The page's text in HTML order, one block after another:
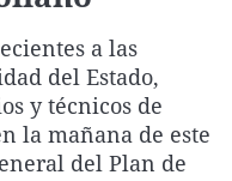
Gente viajera
Como el perro y el
Retornados
Equipo de
Operación Viuda
Galicia
La Rioja
Navarra
Televisión
Elecciones
a las
del Estado,
y técnicos de
la mañana de este
del Plan de